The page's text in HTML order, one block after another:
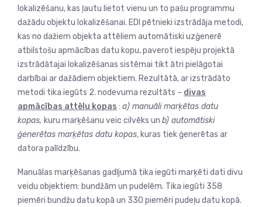
lokalizēšanu, kas ļautu lietot vienu un to pašu programmu
dažādu objektu lokalizēšanai. EDI pētnieki izstrādāja metodi,
kas no dažiem objekta attēliem automātiski uzģenerē
atbilstošu apmācības datu kopu, paverot iespēju projektā
izstrādātajai lokalizēšanas sistēmai tikt ātri pielāgotai
darbībai ar dažādiem objektiem. Rezultātā, ar izstrādāto
metodi tika iegūts 2. nodevuma rezultāts – divas
apmācības attēlu kopas : a) manuāli marķētas datu
kopas, kuru marķēšanu veic cilvēks un b) automātiski
ģenerētas marķētas datu kopas, kuras tiek ģenerētas ar
datora palīdzību.
Manuālas marķēšanas gadījumā tika iegūti marķēti dati divu
veidu objektiem: bundžām un pudelēm. Tika iegūti 358
piemēri bundžu datu kopā un 330 piemēri pudeļu datu kopā.